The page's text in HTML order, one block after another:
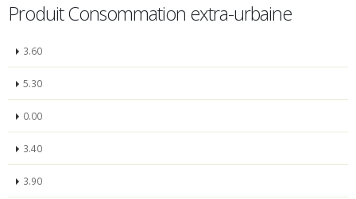
Produit Consommation extra-urbaine
3.60
5.30
0.00
3.40
3.90